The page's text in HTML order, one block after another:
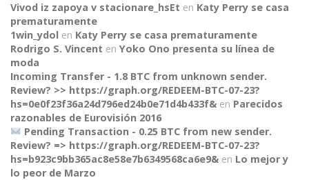
CONNECT
Vivod iz zapoya v stacionare_hsEt en Katy Perry se casa
prematuramente
1win_ydol en Katy Perry se casa prematuramente
Rodrigo S. Vincent en Yoko Ono presenta su línea de
moda
Incoming Transfer - 1.8 BTC from unknown sender.
Review? >> https://graph.org/REDEEM-BTC-07-23?
hs=0e0f23f36a24d796ed24b0e71d4b433f& en Parecidos
razonables de Eurovisión 2016
Pending Transaction - 0.25 BTC from new sender.
Review? => https://graph.org/REDEEM-BTC-07-23?
hs=b923c9bb365ac8e58e7b6349568ca6e9& en Lo mejor y
lo peor de Marzo